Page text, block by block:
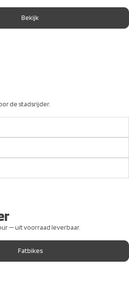
Bekijk
de stadsrijder.
— uit voorraad leverbaar.
Fatbikes